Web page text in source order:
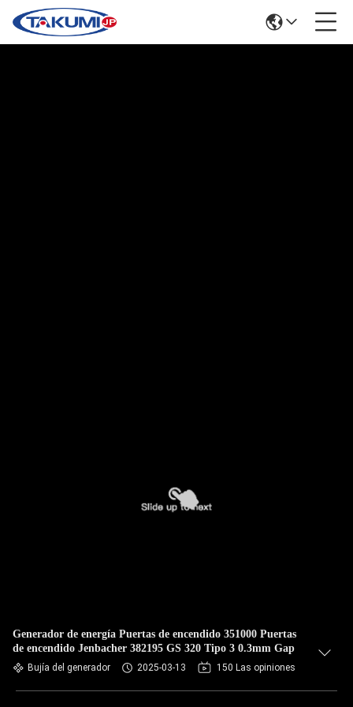
Generador de energía Puertas de encendido 351000 Puertas
de encendido Jenbacher 382195 GS 320 Tipo 3 0.3mm Gap
Bujía del generador 2025-03-13 150 Las opiniones